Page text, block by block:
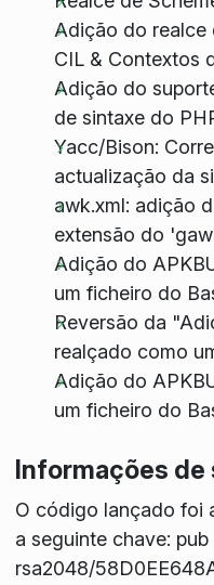
Adição do realce
CIL & Contextos
Adição do
de sintaxe do
Yacc/Bison:
actualização da
awk.xml: adição
extensão do
Adição do
um ficheiro do
Reversão da
realçado como
Adição do
um ficheiro do
Informações de
O código lançado foi
a seguinte chave: pub
rsa2048/